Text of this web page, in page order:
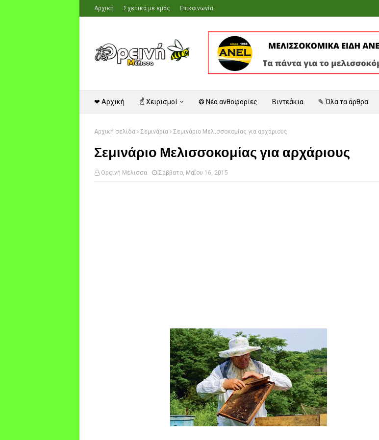
Αρχική Σχετικά με εμάς Επικοινωνία
❤ Αρχική ☝ Χειρισμοί ❂ Νέα ανθοφορίες Βιντεάκια ✎ Όλα τα άρθρα
Αρχική σελίδα Σεμινάρια Σεμινάριο Μελισσοκομίας για αρχάριους
Σεμινάριο Μελισσοκομίας για αρχάριους
Ορεινή Μέλισσα Σάββατο, Μαΐου 16, 2015